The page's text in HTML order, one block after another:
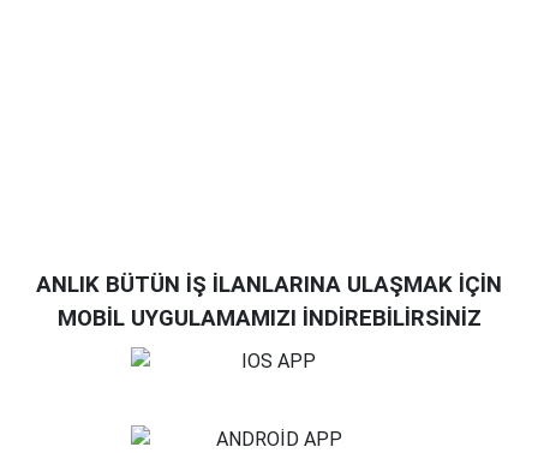
ANLIK BÜTÜN İŞ İLANLARINA ULAŞMAK İÇİN
MOBİL UYGULAMAMIZI İNDİREBİLİRSİNİZ